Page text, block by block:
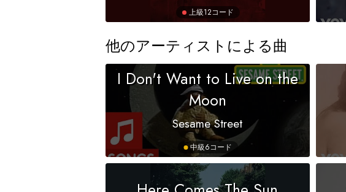
上級12コード
他のアーティストによる曲
I Don't Want to Live on the
Moon
Sesame Street
中級6コード